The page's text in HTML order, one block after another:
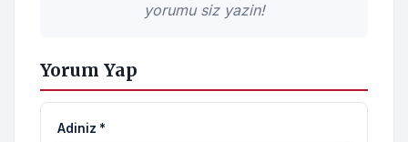
yorumu siz yazin!
Yorum Yap
Adiniz *